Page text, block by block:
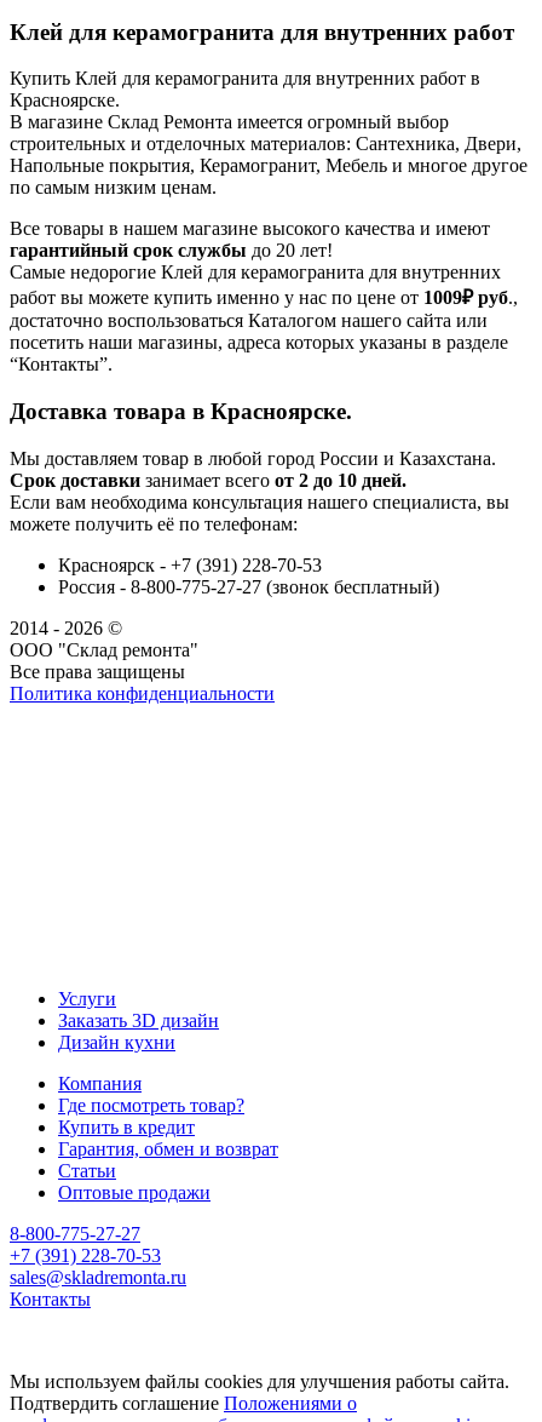
Клей для керамогранита для внутренних работ
Купить Клей для керамогранита для внутренних работ в
Красноярске.
В магазине Склад Ремонта имеется огромный выбор
строительных и отделочных материалов: Сантехника, Двери,
Напольные покрытия, Керамогранит, Мебель и многое другое
по самым низким ценам.
Все товары в нашем магазине высокого качества и имеют
гарантийный срок службы до 20 лет!
Самые недорогие Клей для керамогранита для внутренних
работ вы можете купить именно у нас по цене от 1009₽ руб.,
достаточно воспользоваться Каталогом нашего сайта или
посетить наши магазины, адреса которых указаны в разделе
“Контакты”.
Доставка товара в Красноярске.
Мы доставляем товар в любой город России и Казахстана.
Срок доставки занимает всего от 2 до 10 дней.
Если вам необходима консультация нашего специалиста, вы
можете получить её по телефонам:
Красноярск - +7 (391) 228-70-53
Россия - 8-800-775-27-27 (звонок бесплатный)
2014 - 2026 ©
ООО "Склад ремонта"
Все права защищены
Политика конфиденциальности
Услуги
Заказать 3D дизайн
Дизайн кухни
Компания
Где посмотреть товар?
Купить в кредит
Гарантия, обмен и возврат
Статьи
Оптовые продажи
8-800-775-27-27
+7 (391) 228-70-53
sales@skladremonta.ru
Контакты
Мы используем файлы cookies для улучшения работы сайта.
Подтвердить соглашение Положениями о